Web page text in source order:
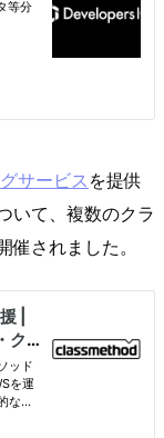
サービスを提供
いて、複数のクラ
されました。